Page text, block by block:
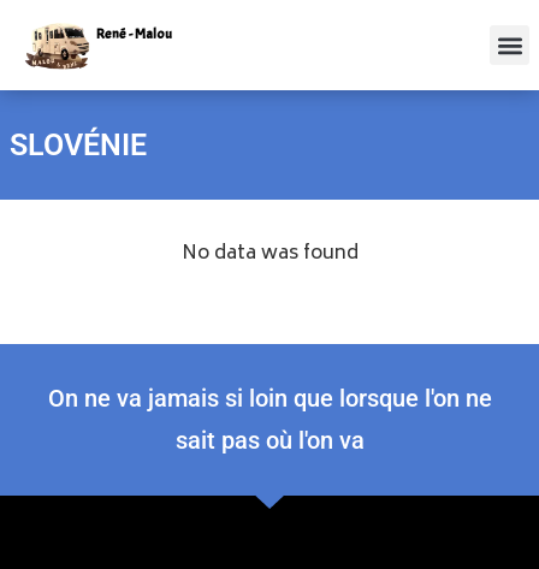
René - Malou
SLOVÉNIE
No data was found
On ne va jamais si loin que lorsque l'on ne
sait pas où l'on va